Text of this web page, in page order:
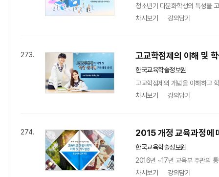
청소년기 다문화학생의 특성을
차시보기
강의담기
273. 고교학점제의 이해 및
한국교육학술정보원
고교학점제의 개념을 이해하고
차시보기
강의담기
274. 2015 개정 교육과정에
한국교육학술정보원
2016년 ~17년 교육부 주관의 통
차시보기
강의담기